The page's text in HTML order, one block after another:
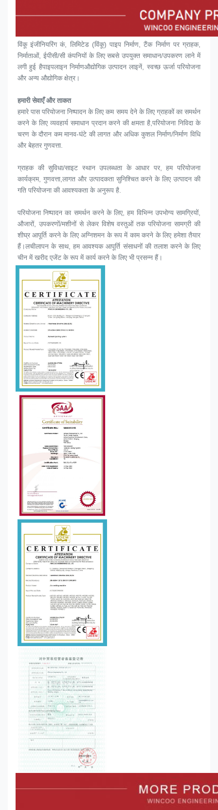
विंकू इंजीनियरिंग कं, लिमिटेड (विंकू) पाइप निर्माण, टैंक निर्माण पर ग्राहक,
निर्माताओं, ईपीसी/सी कंपनियों के लिए सबसे उपयुक्त समाधान/उपकरण लाने में
लगी हुई हैपाइपलाइन निर्माणऔद्योगिक उत्पादन लाइनें, स्वच्छ ऊर्जा परियोजना
और अन्य औद्योगिक क्षेत्र।
हमारी सेवाएँ और ताकत
हमारे पास परियोजना निष्पादन के लिए कम समय देने के लिए ग्राहकों का समर्थन
करने के लिए व्यवहार्य समाधान प्रदान करने की क्षमता है,परियोजना निविदा के
चरण के दौरान कम मानव-घंटे की लागत और अधिक कुशल निर्माण/निर्माण विधि
और बेहतर गुणवत्ता.
ग्राहक की सुविधा/साइट स्थान उपलब्धता के आधार पर, हम परियोजना
कार्यक्रम, गुणवत्ता,लागत और उत्पादकता सुनिश्चित करने के लिए उत्पादन की
गति परियोजना की आवश्यकता के अनुरूप है.
परियोजना निष्पादन का समर्थन करने के लिए, हम विभिन्न उपभोग्य सामग्रियों,
औजारों, उपकरणों/मशीनों से लेकर विशेष वस्तुओं तक परियोजना सामग्री की
शीघ्र आपूर्ति करने के लिए अग्निशमन के रूप में काम करने के लिए हमेशा तैयार
हैं।लचीलापन के साथ, हम आवश्यक आपूर्ति संसाधनों की तलाश करने के लिए
चीन में खरीद एजेंट के रूप में कार्य करने के लिए भी प्रसन्न हैं।